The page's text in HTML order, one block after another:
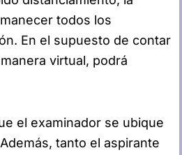
todos los
En el supuesto de contar
virtual, podrá
el examinador se ubique
tanto el aspirante